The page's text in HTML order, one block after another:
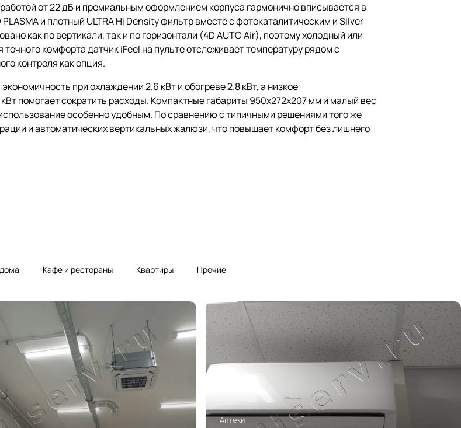
от 22 дБ и премиальным оформлением корпуса гармонично вписывается в
и плотный ULTRA Hi Density фильтр вместе с фотокаталитическим и Silver
как по вертикали, так и по горизонтали (4D AUTO Air), поэтому холодный или
комфорта датчик iFeel на пульте отслеживает температуру рядом с
контроля как опция.
при охлаждении 2.6 кВт и обогреве 2.8 кВт, а низкое
помогает сократить расходы. Компактные габариты 950x272x207 мм и малый вес
особенно удобным. По сравнению с типичными решениями того же
и автоматических вертикальных жалюзи, что повышает комфорт без лишнего
Кафе и рестораны Квартиры Прочие
Аптеки